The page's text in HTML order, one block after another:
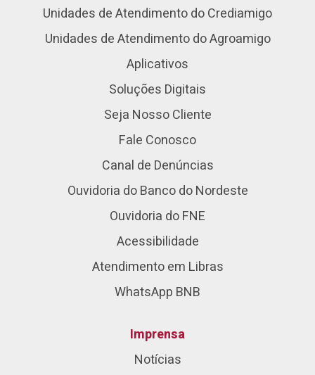
Unidades de Atendimento do Crediamigo
Unidades de Atendimento do Agroamigo
Aplicativos
Soluções Digitais
Seja Nosso Cliente
Fale Conosco
Canal de Denúncias
Ouvidoria do Banco do Nordeste
Ouvidoria do FNE
Acessibilidade
Atendimento em Libras
WhatsApp BNB
Imprensa
Notícias